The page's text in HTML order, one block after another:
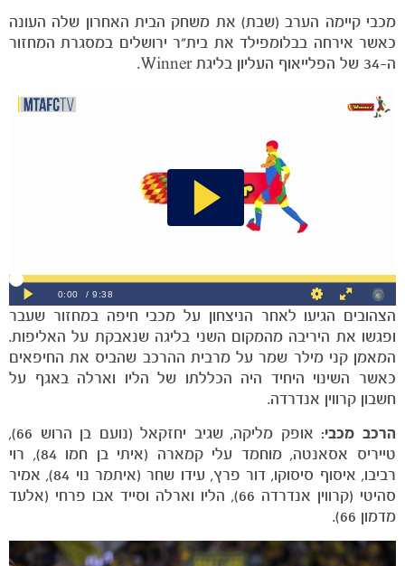
הקבוצות
מכבי קיימה הערב (שבת) את משחק הבית האחרון שלה העונה
כאשר אירחה בבלומפילד את בית"ר ירושלים במסגרת המחזור
ה-34 של הפלייאוף העליון בליגת Winner.
הצהובים הגיעו לאחר הניצחון על מכבי חיפה במחזור שעבר
ופגשו את היריבה מהמקום השני בליגה שנאבקת על האליפות.
המאמן קני מילר שמר על מרבית ההרכב שהביס את החיפאים
כאשר השינוי היחיד היה הכללתו של הליו וארלה באגף על
חשבון קרווין אנדרדה.
הרכב מכבי:
אופק מליקה, שגיב יחזקאל (נועם בן הרוש 66),
טייריס אסאנטה, מוחמד עלי קמארה (איתי בן חמו 84), רוי
רביבו, איסוף סיסוקו, דור פרץ, עידו שחר (איתמר נוי 84), אמיר
סהיטי (קרווין אנדרדה 66), הליו וארלה וסייד אבו פרחי (אלעד
מדמון 66).